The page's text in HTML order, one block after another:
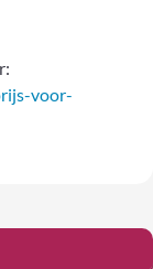
voor-